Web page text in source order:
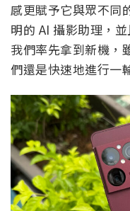
感更賦予它與眾不同
明的 AI 攝影助理，
我們率先拿到新機，
們還是快速地進行一